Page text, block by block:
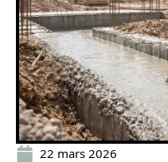
22 mars 2026